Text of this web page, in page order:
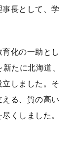
長として、学
化の一助とし
新たに北海道、
しました。そ
る、質の高い
くしました。